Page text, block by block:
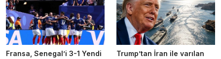
Fransa, Senegal’i 3-1 Yendi
Trump’tan İran ile varılan